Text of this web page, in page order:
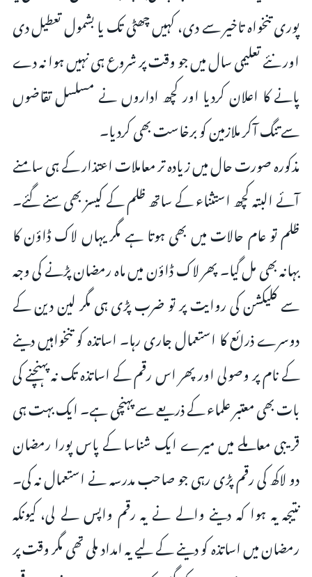
پوری تنخواہ تاخیر سے دی، کہیں چھٹی تک یا بشمول تعطیل دی
اور نئے تعلیمی سال میں جو وقت پر شروع ہی نہیں ہوا نہ دے
پانے کا اعلان کردیا اور کچھ اداروں نے مسلسل تقاضوں
سے تنگ آکر ملازمین کو برخاست بھی کردیا۔
مذکورہ صورت حال میں زیادہ تر معاملات اعتذار کے ہی سامنے
آئے البتہ کچھ استثناء کے ساتھ ظلم کے کیسز بھی سنے گئے۔
ظلم تو عام حالات میں بھی ہوتا ہے مگر یہاں لاک ڈاؤن کا
بہانہ بھی مل گیا۔ پھر لاک ڈاؤن میں ماہ رمضان پڑنے کی وجہ
سے کلیکشن کی روایت پر تو ضرب پڑی ہی مگر لین دین کے
دوسرے ذرائع کا استعمال جاری رہا۔ اساتذہ کو تنخواہیں دینے
کے نام پر وصولی اور پھر اس رقم کے اساتذہ تک نہ پہنچنے کی
بات بھی معتبر علماء کے ذریعے سے پہنچی ہے۔ ایک بہت ہی
قریبی معاملے میں میرے ایک شناسا کے پاس پورا رمضان
دو لاکھ کی رقم پڑی رہی جو صاحب مدرسہ نے استعمال نہ کی۔
نتیجہ یہ ہوا کہ دینے والے نے یہ رقم واپس لے لی، کیونکہ
رمضان میں اساتذہ کو دینے کے لیے یہ امداد ملی تھی مگر وقت پر